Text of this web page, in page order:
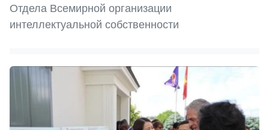
Отдела Всемирной организации
интеллектуальной собственности